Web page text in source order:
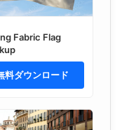
Fabric Flag
料ダウンロード